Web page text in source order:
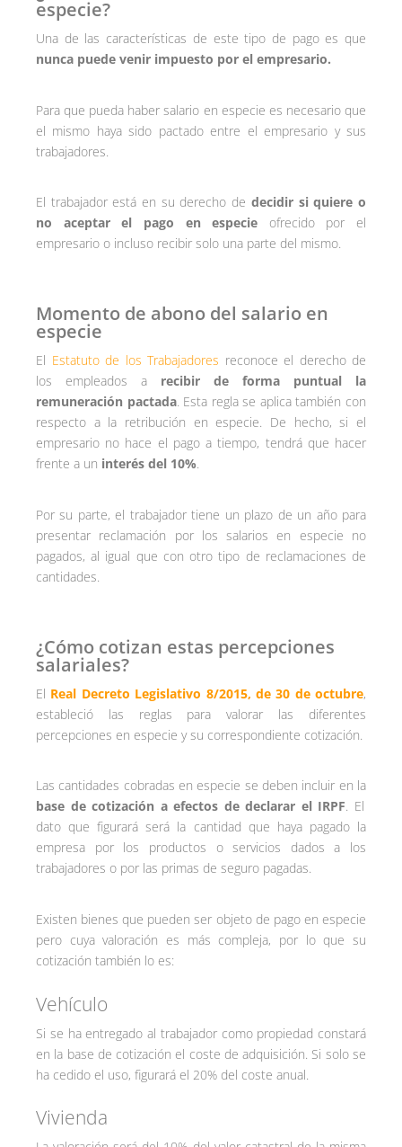
especie?
Una de las características de este tipo de pago es que
nunca puede venir impuesto por el empresario.
Para que pueda haber salario en especie es necesario que
el mismo haya sido pactado entre el empresario y sus
trabajadores.
El trabajador está en su derecho de decidir si quiere o
no aceptar el pago en especie ofrecido por el
empresario o incluso recibir solo una parte del mismo.
Momento de abono del salario en
especie
El Estatuto de los Trabajadores reconoce el derecho de
los empleados a recibir de forma puntual la
remuneración pactada. Esta regla se aplica también con
respecto a la retribución en especie. De hecho, si el
empresario no hace el pago a tiempo, tendrá que hacer
frente a un interés del 10%.
Por su parte, el trabajador tiene un plazo de un año para
presentar reclamación por los salarios en especie no
pagados, al igual que con otro tipo de reclamaciones de
cantidades.
¿Cómo cotizan estas percepciones
salariales?
El Real Decreto Legislativo 8/2015, de 30 de octubre,
estableció las reglas para valorar las diferentes
percepciones en especie y su correspondiente cotización.
Las cantidades cobradas en especie se deben incluir en la
base de cotización a efectos de declarar el IRPF. El
dato que figurará será la cantidad que haya pagado la
empresa por los productos o servicios dados a los
trabajadores o por las primas de seguro pagadas.
Existen bienes que pueden ser objeto de pago en especie
pero cuya valoración es más compleja, por lo que su
cotización también lo es:
Vehículo
Si se ha entregado al trabajador como propiedad constará
en la base de cotización el coste de adquisición. Si solo se
ha cedido el uso, figurará el 20% del coste anual.
Vivienda